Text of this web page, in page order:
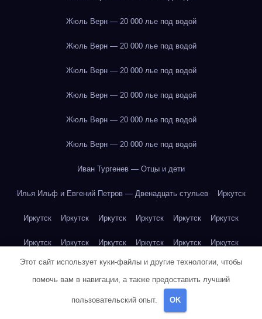
Жюль Верн — 20 000 лье под водой
Жюль Верн — 20 000 лье под водой
Жюль Верн — 20 000 лье под водой
Жюль Верн — 20 000 лье под водой
Жюль Верн — 20 000 лье под водой
Жюль Верн — 20 000 лье под водой
Иван Тургенев — Отцы и дети
Илья Ильф и Евгений Петров — Двенадцать стульев Иркутск
Иркутск Иркутск Иркутск Иркутск Иркутск Иркутск
Иркутск Иркутск Иркутск Иркутск Иркутск Иркутск
Иркутск Иркутск Иркутск Иркутск Иркутск Иркутск
Иркутск Йогурт
Этот сайт использует куки-файлы и другие технологии, чтобы
помочь вам в навигации, а также предоставить лучший
пользовательский опыт. OK